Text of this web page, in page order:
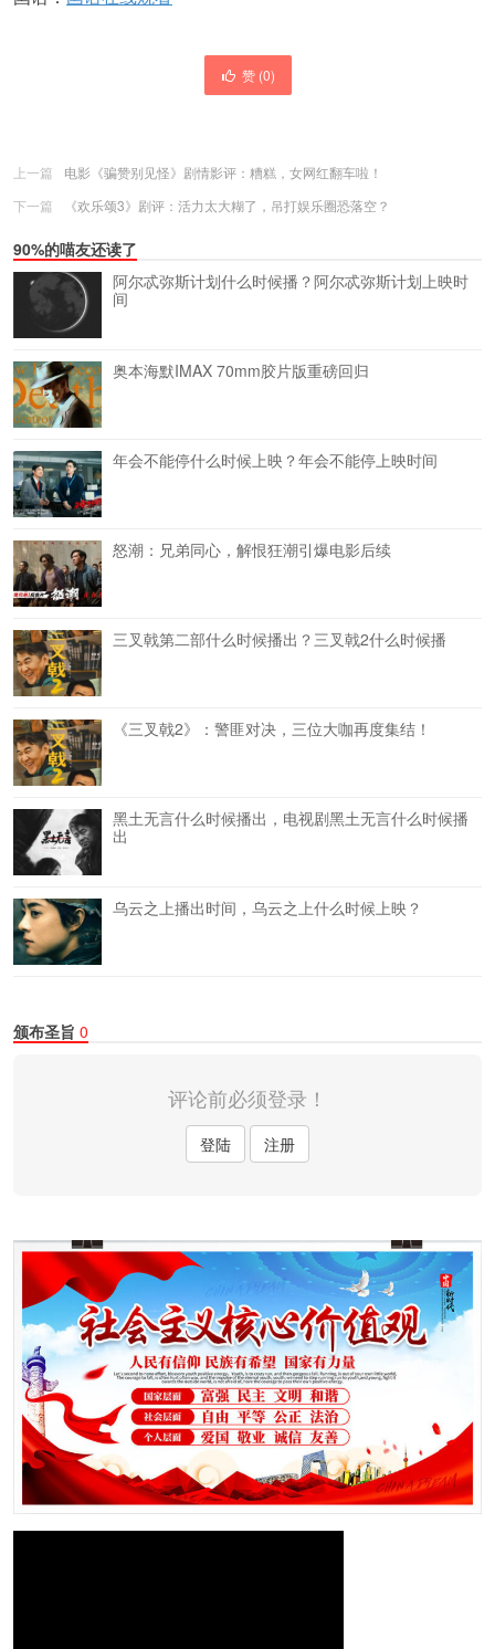
赞 (0)
上一篇
电影《骗赞别见怪》剧情影评：糟糕，女网红翻车啦！
下一篇
《欢乐颂3》剧评：活力太大糊了，吊打娱乐圈恐落空？
90%的喵友还读了
阿尔忒弥斯计划什么时候播？阿尔忒弥斯计划上映时
间
奥本海默IMAX 70mm胶片版重磅回归
年会不能停什么时候上映？年会不能停上映时间
怒潮：兄弟同心，解恨狂潮引爆电影后续
三叉戟第二部什么时候播出？三叉戟2什么时候播
《三叉戟2》：警匪对决，三位大咖再度集结！
黑土无言什么时候播出，电视剧黑土无言什么时候播
出
乌云之上播出时间，乌云之上什么时候上映？
颁布圣旨 0
评论前必须登录！
登陆 注册